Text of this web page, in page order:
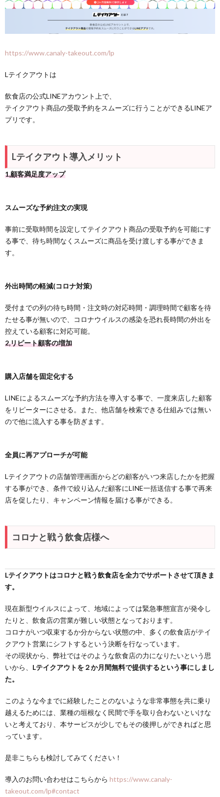
https://www.canaly-takeout.com/lp
Lテイクアウトは
飲食店の公式LINEアカウント上で、
テイクアウト商品の受取予約をスムーズに行うことができるLINEア
プリです。
Lテイクアウト導入メリット
1,顧客満足度アップ
スムーズな予約注文の実現
事前に受取時間を設定してテイクアウト商品の受取予約を可能にす
る事で、待ち時間なくスムーズに商品を受け渡しする事ができま
す。
外出時間の軽減(コロナ対策)
受付までの列の待ち時間・注文時の対応時間・調理時間で顧客を待
たせる事が無いので、コロナウイルスの感染を恐れ長時間の外出を
控えている顧客に対応可能。
2,リピート顧客の増加
購入店舗を固定化する
LINEによるスムーズな予約方法を導入する事で、一度来店した顧客
をリピーターにさせる。また、他店舗を検索できる仕組みでは無い
ので他に流入する事を防ぎます。
全員に再アプローチが可能
Lテイクアウトの店舗管理画面からどの顧客がいつ来店したかを把握
する事ができ、条件で絞り込んだ顧客にLINE一括送信する事で再来
店を促したり、キャンペーン情報を届ける事ができる。
コロナと戦う飲食店様へ
Lテイクアウトはコロナと戦う飲食店を全力でサポートさせて頂きま
す。
現在新型ウイルスによって、地域によっては緊急事態宣言が発令し
たりと、飲食店の営業が難しい状態となっております。
コロナがいつ収束するか分からない状態の中、多くの飲食店がテイ
クアウト営業にシフトするという決断を行なっています。
その現状から、弊社ではそのような飲食店の力になりたいという思
いから、 Lテイクアウトを２か月間無料で提供するという事にしまし
た。
このような今までに経験したことのないような非常事態を共に乗り
越えるためには、業種の垣根なく民間で手を取り合わないといけな
いと考えており、本サービスが少しでもその後押しができればと思
っています。
是非こちらも検討してみてください！
導入のお問い合わせはこちらから https://www.canaly-
takeout.com/lp#contact